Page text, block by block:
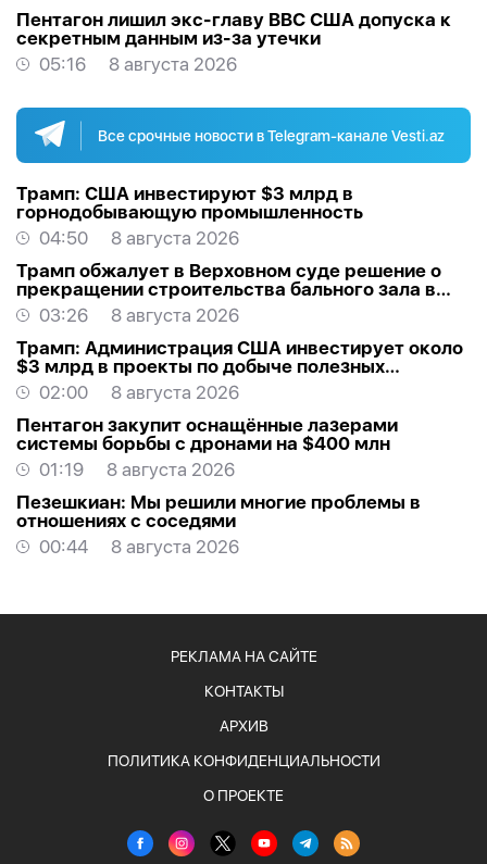
Пентагон лишил экс-главу ВВС США допуска к
секретным данным из-за утечки
05:16
8 августа 2026
Все срочные новости в Telegram-канале Vesti.az
Трамп: США инвестируют $3 млрд в
горнодобывающую промышленность
04:50
8 августа 2026
Трамп обжалует в Верховном суде решение о
прекращении строительства бального зала в
Белом доме
03:26
8 августа 2026
Трамп: Администрация США инвестирует около
$3 млрд в проекты по добыче полезных
ископаемых
02:00
8 августа 2026
Пентагон закупит оснащённые лазерами
системы борьбы с дронами на $400 млн
01:19
8 августа 2026
Пезешкиан: Мы решили многие проблемы в
отношениях с соседями
00:44
8 августа 2026
РЕКЛАМА НА САЙТЕ
КОНТАКТЫ
АРХИВ
ПОЛИТИКА КОНФИДЕНЦИАЛЬНОСТИ
О ПРОЕКТЕ